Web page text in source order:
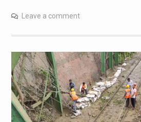
Leave a comment